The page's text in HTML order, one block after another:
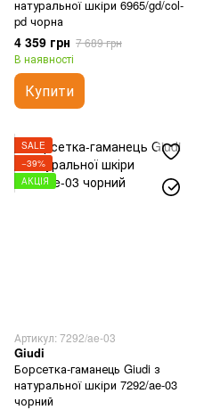
натуральної шкіри 6965/gd/col-
pd чорна
4 359 грн 7 689 грн
В наявності
Купити
SALE
−39%
АКЦІЯ
Артикул: 7292/ae-03
Giudi
Борсетка-гаманець Giudi з
натуральної шкіри 7292/ae-03
чорний